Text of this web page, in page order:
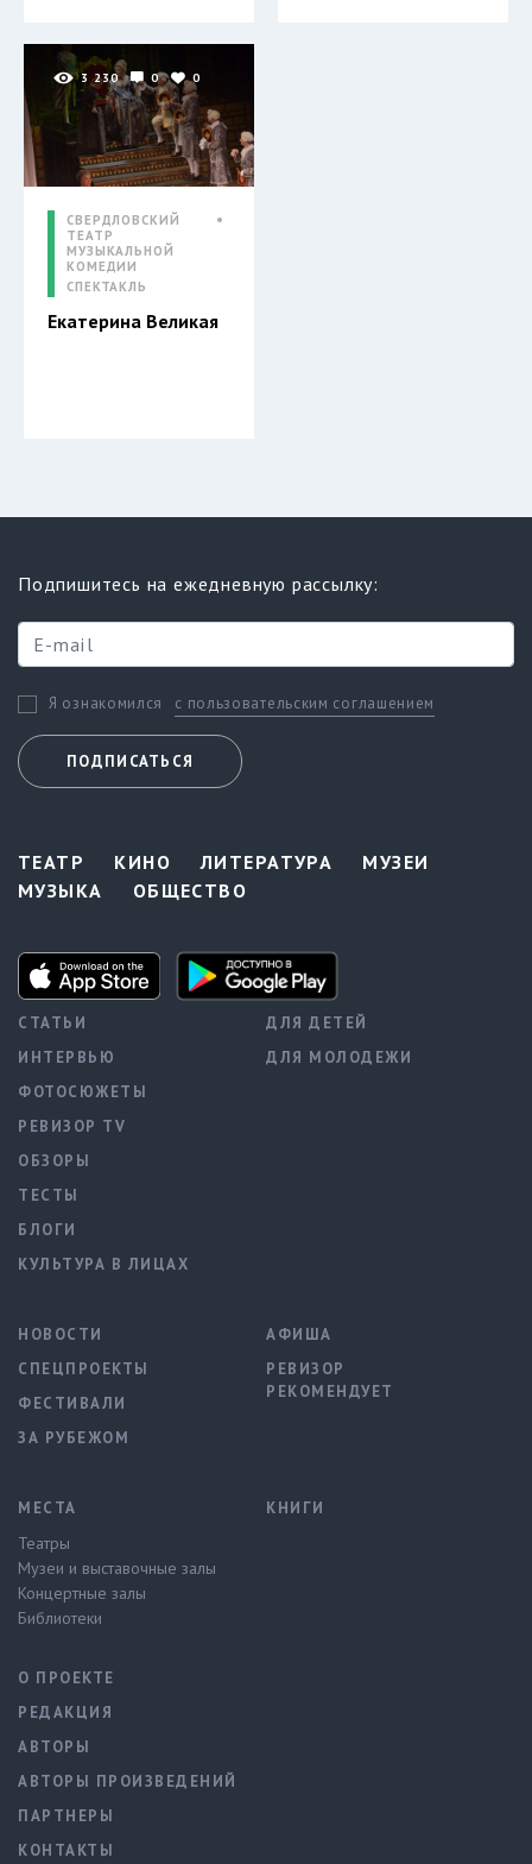
3 230 0 0
СВЕРДЛОВСКИЙ
ТЕАТР
МУЗЫКАЛЬНОЙ
КОМЕДИИ
СПЕКТАКЛЬ
Екатерина Великая
Подпишитесь на ежедневную рассылку:
Я ознакомился с пользовательским соглашением
ПОДПИСАТЬСЯ
ТЕАТР КИНО ЛИТЕРАТУРА
МУЗЕИ
МУЗЫКА
ОБЩЕСТВО
СТАТЬИ
ИНТЕРВЬЮ
ФОТОСЮЖЕТЫ
РЕВИЗОР TV
ОБЗОРЫ
ТЕСТЫ
БЛОГИ
КУЛЬТУРА В ЛИЦАХ
ДЛЯ ДЕТЕЙ
ДЛЯ МОЛОДЕЖИ
НОВОСТИ
СПЕЦПРОЕКТЫ
ФЕСТИВАЛИ
ЗА РУБЕЖОМ
АФИША
РЕВИЗОР
РЕКОМЕНДУЕТ
МЕСТА
Театры
Музеи и выставочные залы
Концертные залы
Библиотеки
КНИГИ
О ПРОЕКТЕ
РЕДАКЦИЯ
АВТОРЫ
АВТОРЫ ПРОИЗВЕДЕНИЙ
ПАРТНЕРЫ
КОНТАКТЫ